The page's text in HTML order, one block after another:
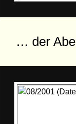
… der